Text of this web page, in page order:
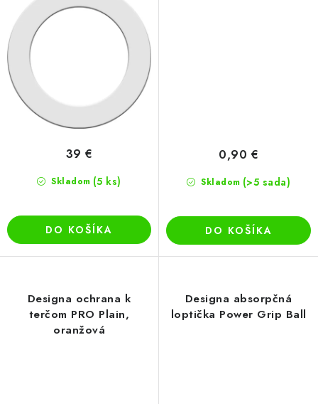
Skladom (5 ks)
39 €
DO KOŠÍKA
Skladom (>5 sada)
0,90 €
DO KOŠÍKA
Designa ochrana k
terčom PRO Plain,
oranžová
Designa absorpčná
loptička Power Grip Ball